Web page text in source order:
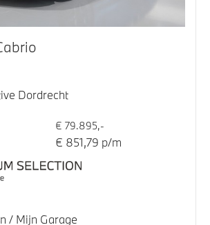
Dordrecht
€ 79.895,-
€ 851,79 p/m
/ Mijn Garage